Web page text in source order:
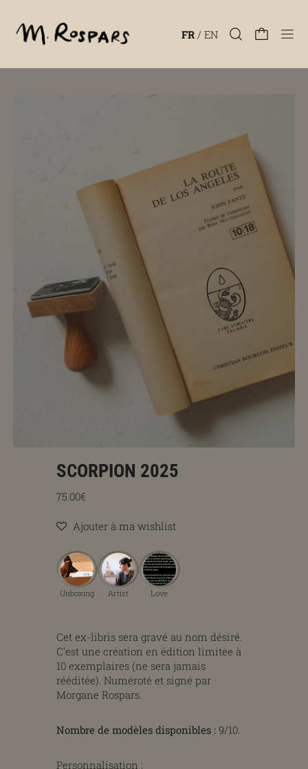
FR / EN
SCORPION 2025
Prix régulier
75.00€
Ajouter à ma wishlist
Unboxing Artist Love
Cet ex-libris sera gravé au nom désiré.
C'est une création en édition limitée à
10 exemplaires (ne sera jamais
rééditée). Numéroté et signé par
Morgane Rospars.
Nombre de modèles disponibles : 9/10.
Personnalisation :